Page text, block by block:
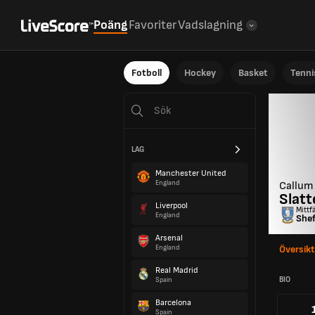
PoängFavoriterVadslagning
Fotboll Hockey Basket
LAG
Manchester United
England
Liverpool
England
Arsenal
England
Real Madrid
Spain
Barcelona
Spain
Callum
Översikt
BIO